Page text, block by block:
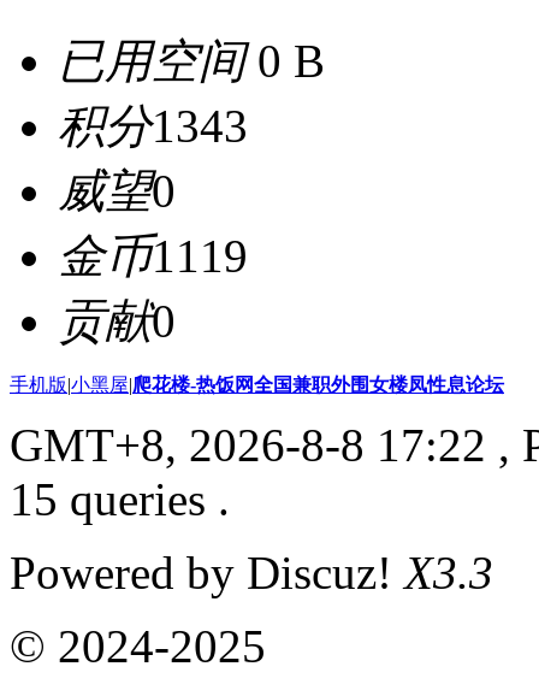
已用空间0 B
积分1343
威望0
金币1119
贡献0
手机版|小黑屋|爬花楼-热饭网全国兼职外围女楼凤性息论坛
GMT+8, 2026-8-8 17:22 ,
15 queries .
Powered by Discuz!X3.3
© 2024-2025